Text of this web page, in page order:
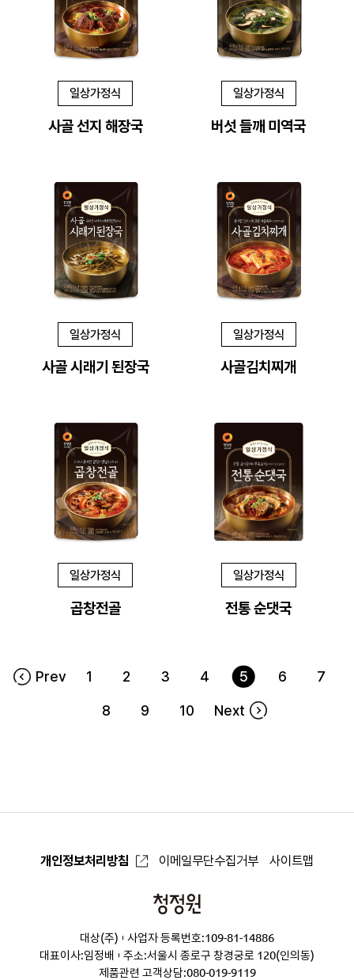
일상가정식
사골 선지 해장국
일상가정식
버섯 들깨 미역국
일상가정식
사골 시래기 된장국
일상가정식
사골김치찌개
일상가정식
곱창전골
일상가정식
전통 순댓국
Prev 1 2 3 4 5 6 7
8 9 10 Next
개인정보처리방침 이메일무단수집거부 사이트맵
청
원
대상(주)
사업자 등록번호:109-81-14886
대표이사:임정배
주소:서울시 종로구 창경궁로 120(인의동)
제품관련 고객상담:080-019-9119